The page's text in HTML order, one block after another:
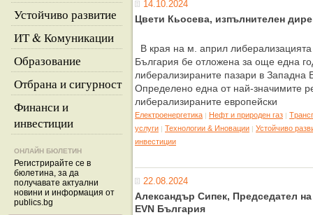
Устойчиво развитие
ИТ & Комуникации
Образование
Отбрана и сигурност
Финанси и
инвестиции
ОНЛАЙН БЮЛЕТИН
Регистрирайте се в
бюлетина, за да
получавате актуални
новини и информация от
publics.bg
14.10.2024
Цвети Кьосева, изпълнителен
В края на м. април
България бе отложена за още една
либерализираните пазари в Западна
Определено една от най-значимите
либерализираните европейски
Eлектроенергетика | Нефт и природен газ |
услуги | Технологии & Иновации | Устойчиво
инвестиции
22.08.2024
Александър Сипек, Председател
EVN България